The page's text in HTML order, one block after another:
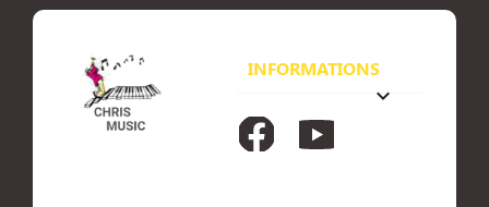
INFORMATIONS
keyboard_arrow_down
FacebookYouTube